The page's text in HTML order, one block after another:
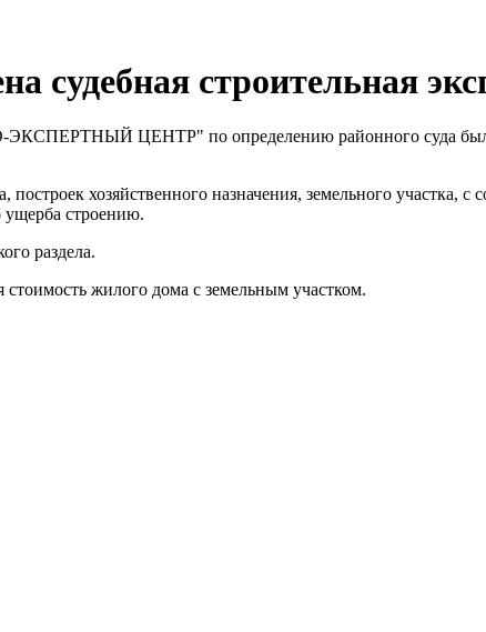
судебная строительная
ЦЕНТР" по определению районного суда была
хозяйственного назначения, земельного участка,
ущерба строению.
раздела.
жилого дома с земельным участком.